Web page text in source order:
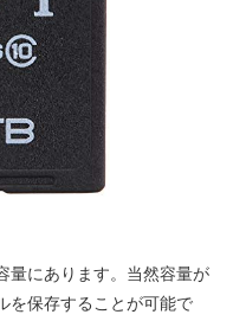
量にあります。当然容量が
を保存することが可能で